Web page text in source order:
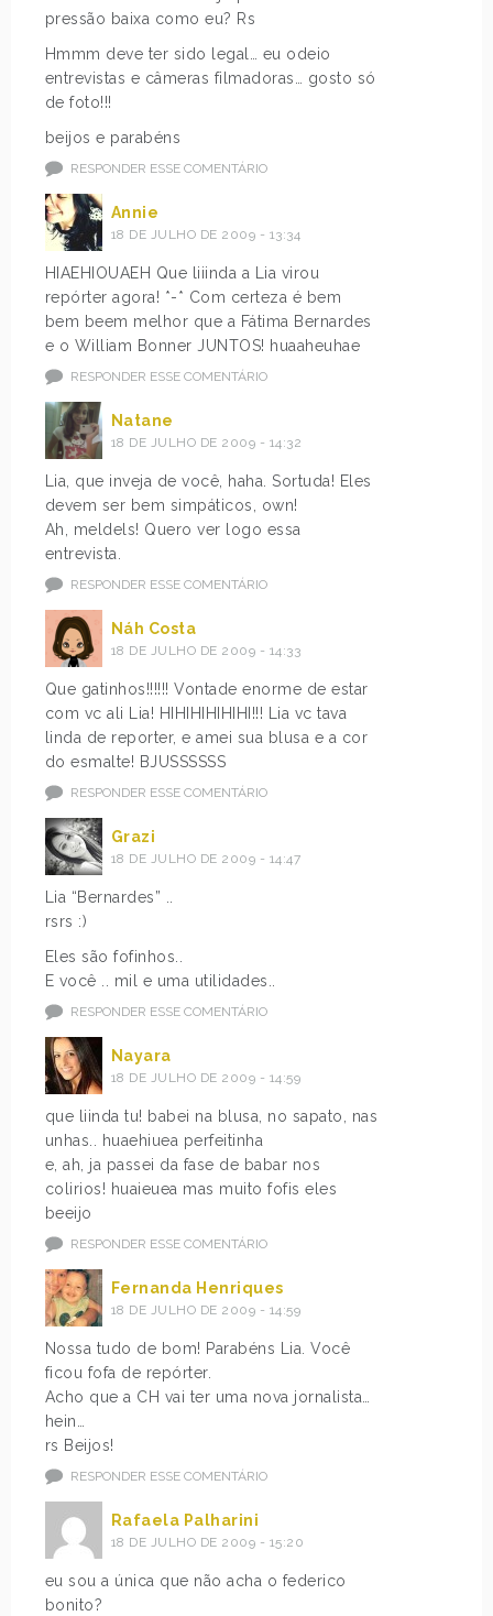
pressão baixa como eu? Rs
Hmmm deve ter sido legal… eu odeio
entrevistas e câmeras filmadoras… gosto só
de foto!!!
beijos e parabéns
RESPONDER ESSE COMENTÁRIO
Annie
18 DE JULHO DE 2009 - 13:34
HIAEHIOUAEH Que liiinda a Lia virou
repórter agora! *-* Com certeza é bem
bem beem melhor que a Fátima Bernardes
e o William Bonner JUNTOS! huaaheuhae
RESPONDER ESSE COMENTÁRIO
Natane
18 DE JULHO DE 2009 - 14:32
Lia, que inveja de você, haha. Sortuda! Eles
devem ser bem simpáticos, own!
Ah, meldels! Quero ver logo essa
entrevista.
RESPONDER ESSE COMENTÁRIO
Náh Costa
18 DE JULHO DE 2009 - 14:33
Que gatinhos!!!!!! Vontade enorme de estar
com vc ali Lia! HIHIHIHIHIHI!!! Lia vc tava
linda de reporter, e amei sua blusa e a cor
do esmalte! BJUSSSSSS
RESPONDER ESSE COMENTÁRIO
Grazi
18 DE JULHO DE 2009 - 14:47
Lia “Bernardes” ..
rsrs :)
Eles são fofinhos..
E você .. mil e uma utilidades..
RESPONDER ESSE COMENTÁRIO
Nayara
18 DE JULHO DE 2009 - 14:59
que liinda tu! babei na blusa, no sapato, nas
unhas.. huaehiuea perfeitinha
e, ah, ja passei da fase de babar nos
colirios! huaieuea mas muito fofis eles
beeijo
RESPONDER ESSE COMENTÁRIO
Fernanda Henriques
18 DE JULHO DE 2009 - 14:59
Nossa tudo de bom! Parabéns Lia. Você
ficou fofa de repórter.
Acho que a CH vai ter uma nova jornalista…
hein…
rs Beijos!
RESPONDER ESSE COMENTÁRIO
Rafaela Palharini
18 DE JULHO DE 2009 - 15:20
eu sou a única que não acha o federico
bonito?